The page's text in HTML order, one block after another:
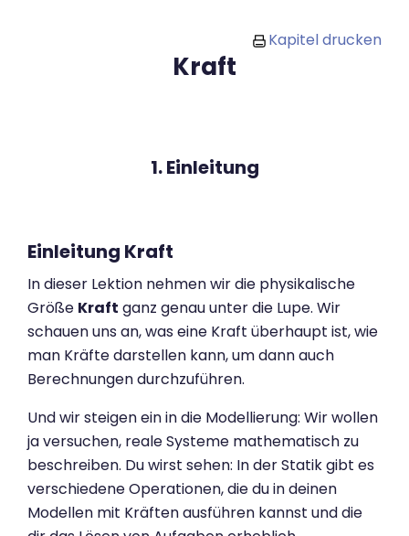
Kapitel drucken
Kraft
1. Einleitung
Einleitung Kraft
In dieser Lektion nehmen wir die physikalische
Größe Kraft ganz genau unter die Lupe. Wir
schauen uns an, was eine Kraft überhaupt ist, wie
man Kräfte darstellen kann, um dann auch
Berechnungen durchzuführen.
Und wir steigen ein in die Modellierung: Wir wollen
ja versuchen, reale Systeme mathematisch zu
beschreiben. Du wirst sehen: In der Statik gibt es
verschiedene Operationen, die du in deinen
Modellen mit Kräften ausführen kannst und die